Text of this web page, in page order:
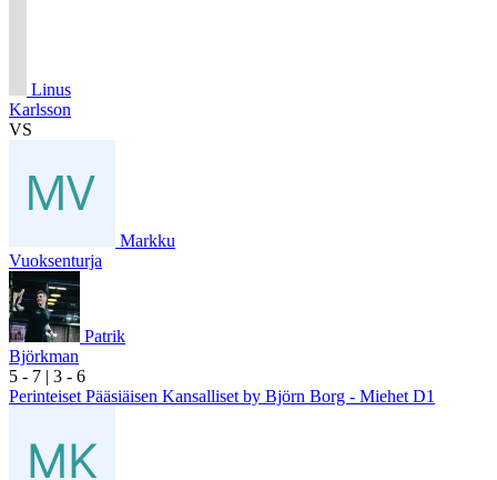
Linus
Karlsson
VS
Markku
Vuoksenturja
Patrik
Björkman
5 - 7 | 3 - 6
Perinteiset Pääsiäisen Kansalliset by Björn Borg - Miehet D1